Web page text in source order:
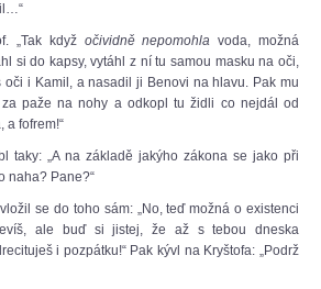
„Tak když očividně nepomohla voda, možná
si do kapsy, vytáhl z ní tu samou masku na oči,
oči i Kamil, a nasadil ji Benovi na hlavu. Pak mu
paže na nohy a odkopl tu židli co nejdál od
a fofrem!“
taky: „A na základě jakýho zákona se jako při
naha? Pane?“
se do toho sám: „No, teď možná o existenci
ale buď si jistej, že až s tebou dneska
i pozpátku!“ Pak kývl na Kryštofa: „Podrž